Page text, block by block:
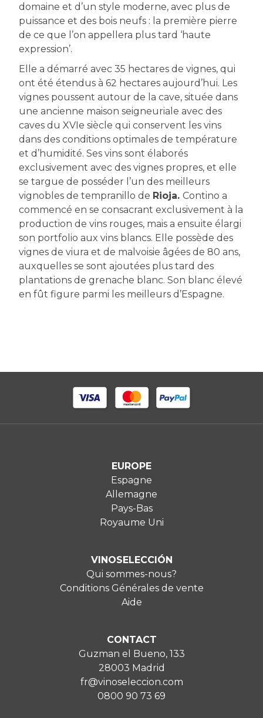
domaine et d’un style moderne, avec plus de
puissance et des bois neufs : la première pierre
de ce que l’on appellera plus tard ‘haute
expression’.
Elle a démarré avec 35 hectares de vignes, qui
ont été étendus à 62 hectares aujourd’hui. Les
vignes poussent autour de la cave, située dans
une ancienne maison seigneuriale avec des
caves du XVIe siècle qui conservent les vins
dans des conditions optimales de température
et d’humidité. Ses vins sont élaborés
exclusivement avec des vignes propres, et elle
se targue de posséder l’un des meilleurs
vignobles de tempranillo de Rioja. Contino a
commencé en se consacrant exclusivement à la
production de vins rouges, mais a ensuite élargi
son portfolio aux vins blancs. Elle possède des
vignes de viura et de malvoisie âgées de 80 ans,
auxquelles se sont ajoutées plus tard des
plantations de grenache blanc. Son blanc élevé
en fût figure parmi les meilleurs d’Espagne.
EUROPE
Espagne
Allemagne
Pays-Bas
Royaume Uni
VINOSELECCIÓN
Qui sommes-nous?
Conditions Générales de vente
Aide
CONTACT
Guzman el Bueno, 133
28003 Madrid
fr@vinoseleccion.com
0800 90 73 69